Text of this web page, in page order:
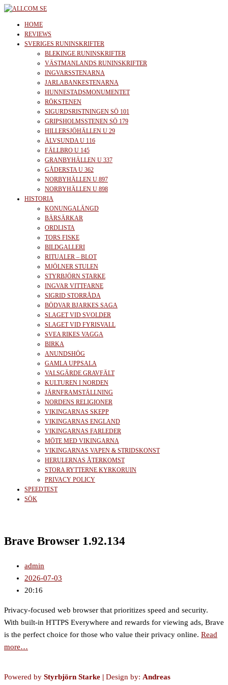
Skip
content
allcom.se
News | Reviews | History
HOME
REVIEWS
SVERIGES RUNINSKRIFTER
BLEKINGE RUNINSKRIFTER
VÄSTMANLANDS RUNINSKRIFTER
INGVARSSTENARNA
JARLABANKESTENARNA
HUNNESTADSMONUMENTET
RÖKSTENEN
SIGURDSRISTNINGEN SÖ 101
GRIPSHOLMSSTENEN SÖ 179
HILLERSJÖHÄLLEN U 29
ÄLVSUNDA U 116
FÄLLBRO U 145
GRANBYHÄLLEN U 337
GÅDERSTA U 362
NORBYHÄLLEN U 897
NORBYHÄLLEN U 898
HISTORIA
KONUNGALÄNGD
BÄRSÄRKAR
ORDLISTA
TORS FISKE
BILDGALLERI
RITUALER – BLOT
MJÖLNER STULEN
STYRBJÖRN STARKE
INGVAR VITTFARNE
SIGRID STORRÅDA
BÖDVAR BJARKES SAGA
SLAGET VID SVOLDER
SLAGET VID FYRISVALL
SVEA RIKES VAGGA
BIRKA
ANUNDSHÖG
GAMLA UPPSALA
VALSGÄRDE GRAVFÄLT
KULTUREN I NORDEN
JÄRNFRAMSTÄLLNING
NORDENS RELIGIONER
VIKINGARNAS SKEPP
VIKINGARNAS ENGLAND
VIKINGARNAS FARLEDER
MÖTE MED VIKINGARNA
VIKINGARNAS VAPEN & STRIDSKONST
HERULERNAS ÅTERKOMST
STORA RYTTERNE KYRKORUIN
PRIVACY POLICY
SPEEDTEST
SÖK
Brave Browser 1.92.134
admin
2026-07-03
20:16
Privacy-focused web browser that prioritizes speed and security.
With built-in HTTPS Everywhere and rewards for viewing ads, Brave
is the perfect choice for those who value their privacy online. Read
more…
Powered by Styrbjörn Starke | Design by: Andreas